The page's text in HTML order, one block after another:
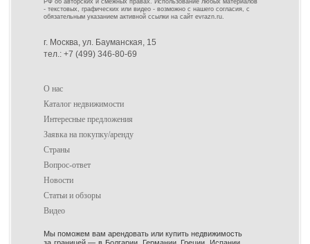
РФ об авторских и смежных правах. Использование любых материалов
- текстовых, графических или видео - возможно с нашего согласия, с
обязательным указанием активной ссылки на сайт evrazn.ru.
г. Москва, ул. Бауманская, 15
тел.: +7 (499) 346-80-69
О нас
Каталог недвижимости
Интересные предложения
Заявка на покупку/аренду
Страны
Вопрос-ответ
Новости
Статьи и обзоры
Видео
Мы поможем вам арендовать или купить недвижимость